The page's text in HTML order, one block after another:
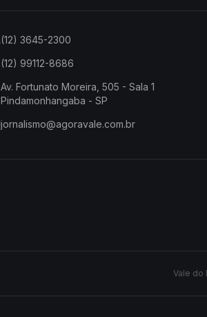
(12) 3645-2300
(12) 99112-8686
Av. Fortunato Moreira, 505 - Sala 1
Pindamonhangaba - SP
jornalismo@agoravale.com.br
Vale do